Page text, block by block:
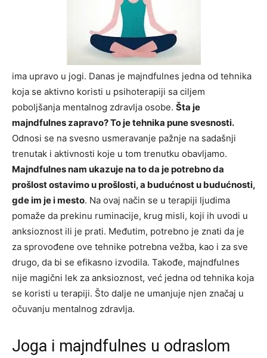
ima upravo u jogi. Danas je majndfulnes jedna od tehnika
koja se aktivno koristi u psihoterapiji sa ciljem
poboljšanja mentalnog zdravlja osobe. Šta je
majndfulnes zapravo? To je tehnika pune svesnosti.
Odnosi se na svesno usmeravanje pažnje na sadašnji
trenutak i aktivnosti koje u tom trenutku obavljamo.
Majndfulnes nam ukazuje na to da je potrebno da
prošlost ostavimo u prošlosti, a budućnost u budućnosti,
gde im je i mesto. Na ovaj način se u terapiji ljudima
pomaže da prekinu ruminacije, krug misli, koji ih uvodi u
anksioznost ili je prati. Međutim, potrebno je znati da je
za sprovođene ove tehnike potrebna vežba, kao i za sve
drugo, da bi se efikasno izvodila. Takođe, majndfulnes
nije magični lek za anksioznost, već jedna od tehnika koja
se koristi u terapiji. Što dalje ne umanjuje njen značaj u
očuvanju mentalnog zdravlja.
Joga i majndfulnes u odraslom